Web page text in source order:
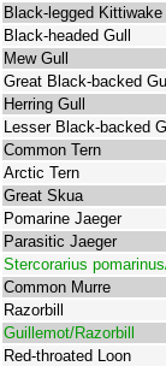
Black-legged Kittiwake
Black-headed Gull
Mew Gull
Great Black-backed
Herring Gull
Lesser Black-backed
Common Tern
Arctic Tern
Great Skua
Pomarine Jaeger
Parasitic Jaeger
Stercorarius
Common Murre
Razorbill
Guillemot/Razorbill
Red-throated Loon